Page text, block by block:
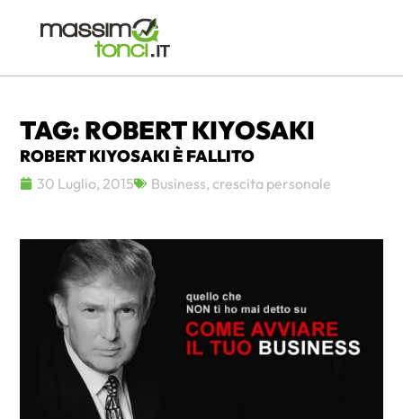
TAG: ROBERT KIYOSAKI
ROBERT KIYOSAKI È FALLITO
30 Luglio, 2015 Business,crescita personale